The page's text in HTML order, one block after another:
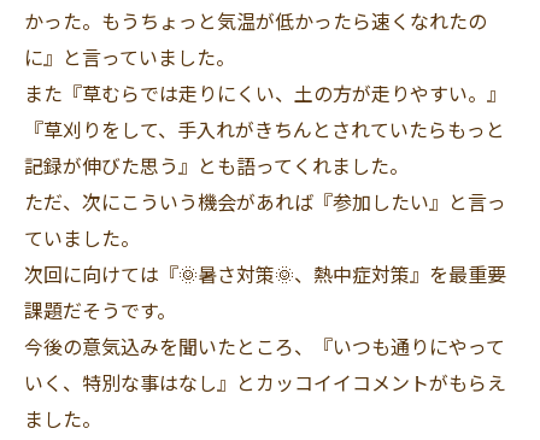
かった。もうちょっと気温が低かったら速くなれたの
に』と言っていました。
また『草むらでは走りにくい、土の方が走りやすい。』
『草刈りをして、手入れがきちんとされていたらもっと
記録が伸びた思う』とも語ってくれました。
ただ、次にこういう機会があれば『参加したい』と言っ
ていました。
次回に向けては『🌞暑さ対策🌞、熱中症対策』を最重要
課題だそうです。
今後の意気込みを聞いたところ、『いつも通りにやって
いく、特別な事はなし』とカッコイイコメントがもらえ
ました。